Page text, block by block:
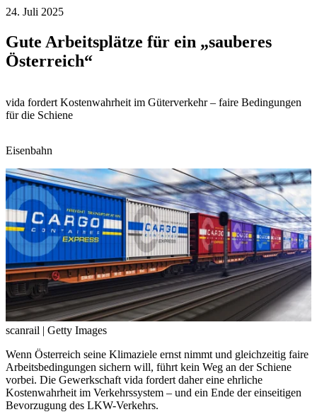
24. Juli 2025
Gute Arbeitsplätze für ein „sauberes
Österreich“
vida fordert Kostenwahrheit im Güterverkehr – faire Bedingungen
für die Schiene
Eisenbahn
scanrail | Getty Images
Wenn Österreich seine Klimaziele ernst nimmt und gleichzeitig faire
Arbeitsbedingungen sichern will, führt kein Weg an der Schiene
vorbei. Die Gewerkschaft vida fordert daher eine ehrliche
Kostenwahrheit im Verkehrssystem – und ein Ende der einseitigen
Bevorzugung des LKW-Verkehrs.